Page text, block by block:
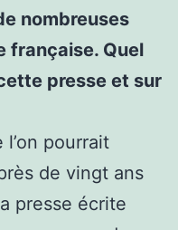
nombreuses
française. Quel
presse et sur
pourrait
de vingt ans
presse écrite